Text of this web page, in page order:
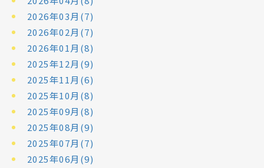
2026年03月(7)
2026年02月(7)
2026年01月(8)
2025年12月(9)
2025年11月(6)
2025年10月(8)
2025年09月(8)
2025年08月(9)
2025年07月(7)
2025年06月(9)